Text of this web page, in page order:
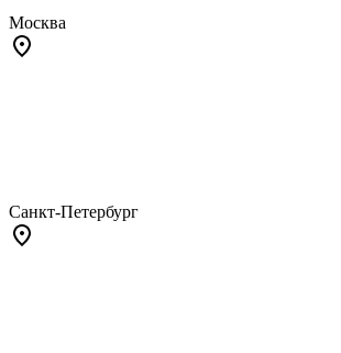
Москва
Санкт-Петербург